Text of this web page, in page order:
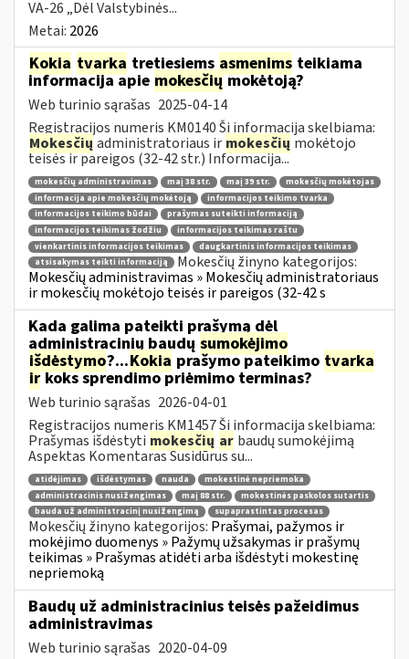
VA-26 „Dėl Valstybinės...
Metai: 2026
Kokia tvarka tretiesiems asmenims teikiama
informacija apie mokesčiųmokėtoją?
Web turinio sąrašas 2025-04-14
Registracijos numeris KM0140 Ši informacija skelbiama:
Mokesčių administratoriaus ir mokesčių mokėtojo
teisės ir pareigos (32-42 str.) Informacija...
mokesčių administravimas maį 38 str. maį 39 str.
mokesčių mokėtojas
informacija apie mokesčių mokėtoją
informacijos teikimo tvarka
informacijos teikimo būdai
prašymas suteikti informaciją
informacijos teikimas žodžiu
informacijos teikimas raštu
vienkartinis informacijos teikimas
daugkartinis informacijos teikimas
atsisakymas teikti informaciją
Mokesčių žinyno kategorijos:
Mokesčių administravimas » Mokesčių administratoriaus
ir mokesčių mokėtojo teisės ir pareigos (32-42 s
Kada galima pateikti prašymą dėl
administracinių baudų sumokėjimo
išdėstymo?...Kokia prašymo pateikimo tvarka
irkoks sprendimo priėmimo terminas?
Web turinio sąrašas 2026-04-01
Registracijos numeris KM1457 Ši informacija skelbiama:
Prašymas išdėstyti mokesčių ar baudų sumokėjimą
Aspektas Komentaras Susidūrus su...
atidėjimas išdėstymas nauda
mokestinė nepriemoka
administracinis nusižengimas
maį 88 str.
mokestinės paskolos sutartis
bauda už administracinį nusižengimą
supaprastintas procesas
Mokesčių žinyno kategorijos: Prašymai, pažymos ir
mokėjimo duomenys » Pažymų užsakymas ir prašymų
teikimas » Prašymas atidėti arba išdėstyti mokestinę
nepriemoką
Baudų už administracinius teisės pažeidimus
administravimas
Web turinio sąrašas 2020-04-09